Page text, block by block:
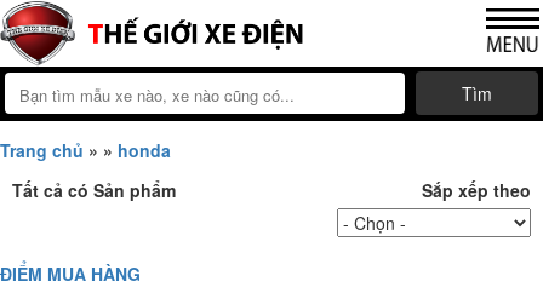
Tìm
Trang chủ » » honda
Tất cả có Sản phẩm Sắp xếp theo
ĐIỂM MUA HÀNG